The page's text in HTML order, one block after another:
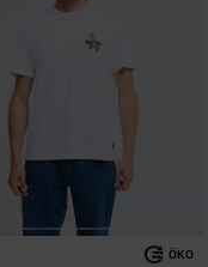
ÖKO